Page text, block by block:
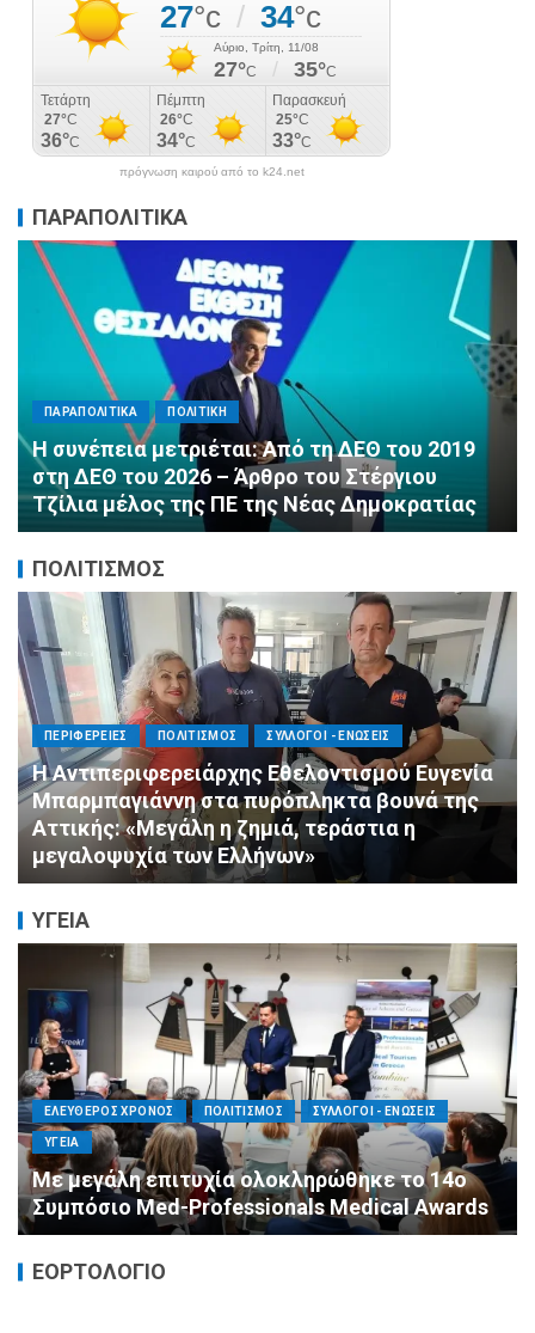
πρόγνωση καιρού από το k24.net
ΠΑΡΑΠΟΛΙΤΙΚΑ
ΠΑΡΑΠΟΛΙΤΙΚΑ ΠΟΛΙΤΙΚΗ
Αλληλεγγύη χωρίς σύνορα: 1.500
εμφιαλωμένα νερά για τους πυροσβέστες στα
Μέγαρα από τη ΔΕΕΠ Α’ Αθηνών ΝΔ και τη 2η
ΔΗΜ.Τ.Ο.
ΠΟΛΙΤΙΣΜΟΣ
ΠΟΛΙΤΙΣΜΟΣ ΣΥΛΛΟΓΟΙ - ΕΝΩΣΕΙΣ
Πνιγμός: Ο Σιωπηλός Θάνατος που Δεν
Μοιάζει με τις Ταινίες
ΥΓΕΙΑ
ΕΛΕΥΘΕΡΟΣ ΧΡΟΝΟΣ ΟΙΚΟΝΟΜΙΑ ΥΓΕΙΑ
Καταστροφικές δαπάνες υγείας και η
αντιμετώπισή τους
ΕΟΡΤΟΛΟΓΙΟ